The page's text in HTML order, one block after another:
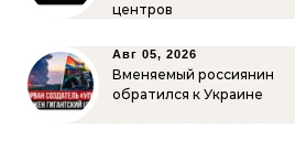
центров
Авг 05, 2026
Вменяемый россиянин
обратился к Украине